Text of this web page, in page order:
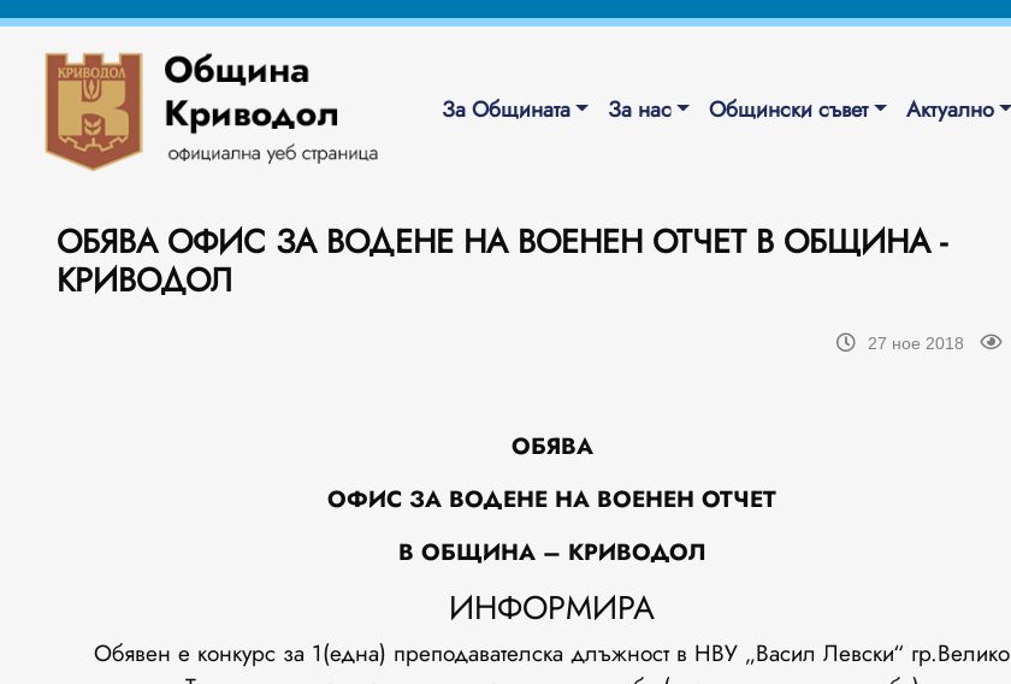
За Общината За нас Общински съвет Актуално
ОБЯВА ОФИС ЗА ВОДЕНЕ НА ВОЕНЕН ОТЧЕТ В ОБЩИНА -
КРИВОДОЛ
27 ное 2018
ОБЯВА
ОФИС ЗА ВОДЕНЕ НА ВОЕНЕН ОТЧЕТ
В ОБЩИНА – КРИВОДОЛ
ИНФОРМИРА
Обявен е конкурс за 1(една) преподавателска длъжност в НВУ „Васил Левски“ гр.Велико